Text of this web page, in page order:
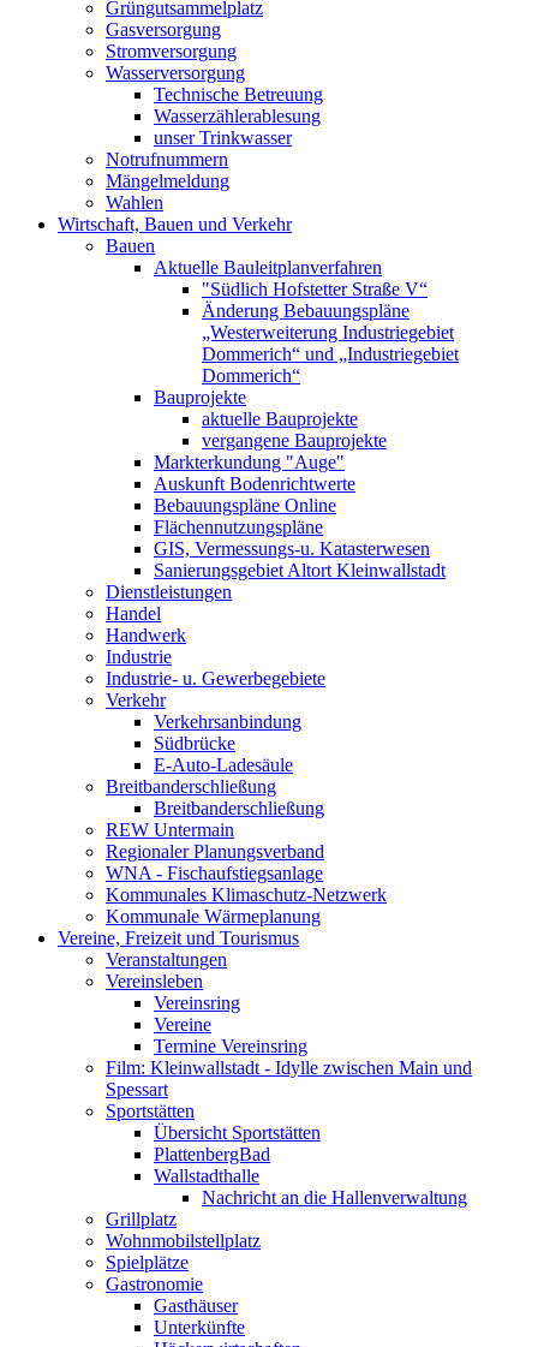
Grüngutsammelplatz
Gasversorgung
Stromversorgung
Wasserversorgung
Technische Betreuung
Wasserzählerablesung
unser Trinkwasser
Notrufnummern
Mängelmeldung
Wahlen
Wirtschaft, Bauen und Verkehr
Bauen
Aktuelle Bauleitplanverfahren
"Südlich Hofstetter Straße V“
Änderung Bebauungspläne
„Westerweiterung Industriegebiet
Dommerich“ und „Industriegebiet
Dommerich“
Bauprojekte
aktuelle Bauprojekte
vergangene Bauprojekte
Markterkundung "Auge"
Auskunft Bodenrichtwerte
Bebauungspläne Online
Flächennutzungspläne
GIS, Vermessungs-u. Katasterwesen
Sanierungsgebiet Altort Kleinwallstadt
Dienstleistungen
Handel
Handwerk
Industrie
Industrie- u. Gewerbegebiete
Verkehr
Verkehrsanbindung
Südbrücke
E-Auto-Ladesäule
Breitbanderschließung
Breitbanderschließung
REW Untermain
Regionaler Planungsverband
WNA - Fischaufstiegsanlage
Kommunales Klimaschutz-Netzwerk
Kommunale Wärmeplanung
Vereine, Freizeit und Tourismus
Veranstaltungen
Vereinsleben
Vereinsring
Vereine
Termine Vereinsring
Film: Kleinwallstadt - Idylle zwischen Main und
Spessart
Sportstätten
Übersicht Sportstätten
PlattenbergBad
Wallstadthalle
Nachricht an die Hallenverwaltung
Grillplatz
Wohnmobilstellplatz
Spielplätze
Gastronomie
Gasthäuser
Unterkünfte